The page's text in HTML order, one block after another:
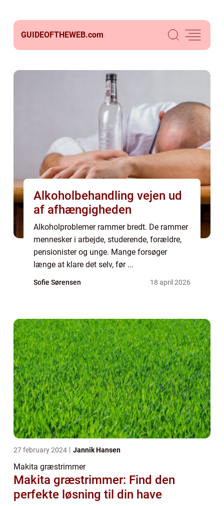
GUIDEOFTHEWEB.com
Alkoholbehandling vejen ud
af afhængigheden
Alkoholproblemer rammer bredt. De rammer
mennesker i arbejde, studerende, forældre,
pensionister og unge. Mange forsøger
længe at klare det selv, før ...
Sofie Sørensen 18 april 2026
27 february 2024 Jannik Hansen
Makita græstrimmer
Makita græstrimmer: Find den
perfekte løsning til din have